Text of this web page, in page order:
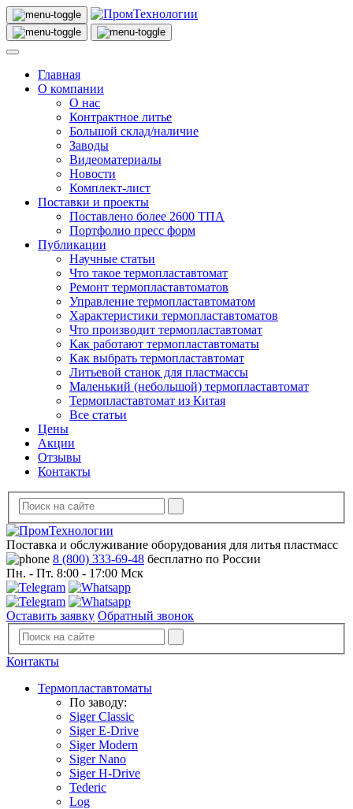
Главная
О компании
О нас
Контрактное литье
Большой склад/наличие
Заводы
Видеоматериалы
Новости
Комплект-лист
Поставки и проекты
Поставлено более 2600 ТПА
Портфолио пресс форм
Публикации
Научные статьи
Что такое термопластавтомат
Ремонт термопластавтоматов
Управление термопластавтоматом
Характеристики термопластавтоматов
Что производит термопластавтомат
Как работают термопластавтоматы
Как выбрать термопластавтомат
Литьевой станок для пластмассы
Маленький (небольшой) термопластавтомат
Термопластавтомат из Китая
Все статьи
Цены
Акции
Отзывы
Контакты
Поставка и обслуживание оборудования для литья пластмасс
8 (800) 333-69-48 бесплатно по России
Пн. - Пт. 8:00 - 17:00 Мск
Оставить заявку Обратный звонок
Контакты
Термопластавтоматы
По заводу:
Siger Classic
Siger E-Drive
Siger Modern
Siger Nano
Siger H-Drive
Tederic
Log